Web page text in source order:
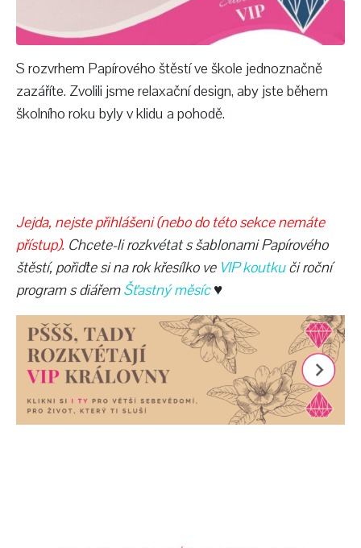
S rozvrhem Papírového štěstí ve škole jednoznačně
zazáříte. Zvolili jsme relaxační design, aby jste během
školního roku byly v klidu a pohodě.
Jejda, nejste přihlášeni (nebo do této sekce nemáte
přístup). Chcete-li rozkvétat s šablonami Papírového
štěstí, pořiďte si na rok křesílko ve VIP koutkuči roční
program s diářemŠťastný měsíc♥